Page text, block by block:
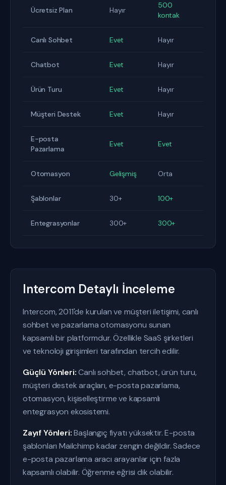
Ücretsiz Plan Hayır
500
kontak
Canlı Sohbet Evet Hayır
Chatbot Evet Hayır
Ürün Turu Evet Hayır
Müşteri Destek Evet Hayır
E-posta
Pazarlama
Evet Evet
Otomasyon Gelişmiş Orta
Şablonlar 30+ 100+
Entegrasyonlar 300+ 300+
Intercom Detaylı İnceleme
Intercom, 2011'de kurulan ve müşteri iletişimi, canlı
sohbet ve pazarlama otomasyonu sunan
kapsamlı bir platformdur. Özellikle SaaS şirketleri
ve teknoloji girişimleri tarafından tercih edilir.
Güçlü Yönleri:Canlı sohbet, chatbot, ürün turu,
müşteri destek araçları, e-posta pazarlama,
otomasyon, kişiselleştirme ve kapsamlı
entegrasyon ekosistemi.
Zayıf Yönleri:Başlangıç fiyatı yüksektir. E-posta
şablonları Mailchimp kadar zengin değildir. Sadece
e-posta pazarlama aracı arayanlar için fazla
kapsamlı olabilir. Öğrenme eğrisi dik olabilir.